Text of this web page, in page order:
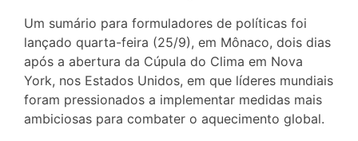
Um sumário para formuladores de políticas foi
lançado quarta-feira (25/9), em Mônaco, dois dias
após a abertura da Cúpula do Clima em Nova
York, nos Estados Unidos, em que líderes mundiais
foram pressionados a implementar medidas mais
ambiciosas para combater o aquecimento global.